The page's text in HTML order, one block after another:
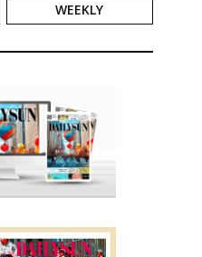
WEEKLY